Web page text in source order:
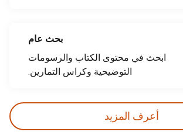
بحث عام
ابحث في محتوى الكتاب والرسومات
التوضيحية وكراس التمارين.
أعرف المزيد